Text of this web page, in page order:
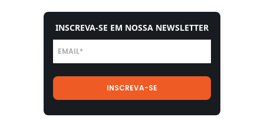
INSCREVA-SE EM NOSSA NEWSLETTER